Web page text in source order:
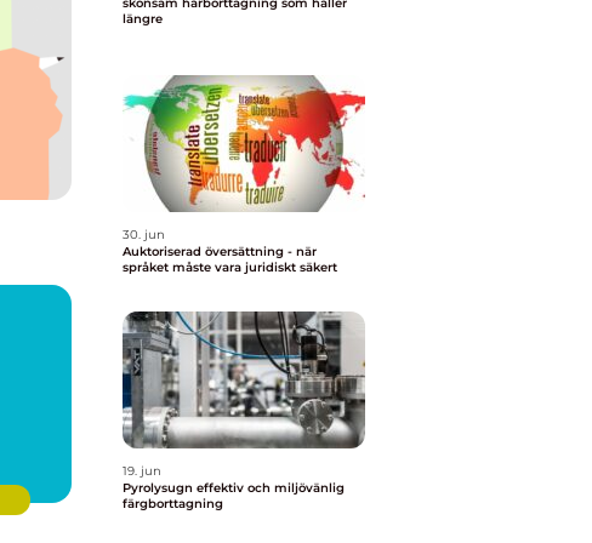
längre
30. jun
Auktoriserad översättning - när
språket måste vara juridiskt säkert
19. jun
Pyrolysugn effektiv och miljövänlig
färgborttagning